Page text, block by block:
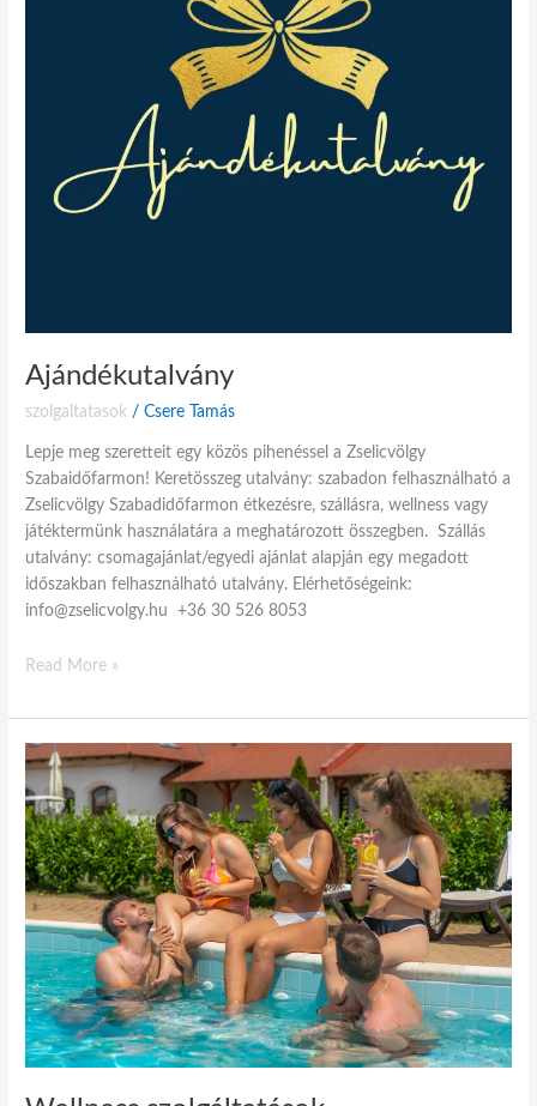
Ajándékutalvány
szolgaltatasok /Csere Tamás
Lepje meg szeretteit egy közös pihenéssel a Zselicvölgy
Szabaidőfarmon! Keretösszeg utalvány: szabadon felhasználható a
Zselicvölgy Szabadidőfarmon étkezésre, szállásra, wellness vagy
játéktermünk használatára a meghatározott összegben. Szállás
utalvány: csomagajánlat/egyedi ajánlat alapján egy megadott
időszakban felhasználható utalvány. Elérhetőségeink:
info@zselicvolgy.hu +36 30 526 8053
Read More »
Wellness
szolgáltatások